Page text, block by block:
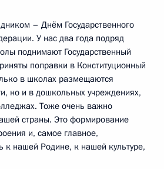
– Днём Государственного
У нас два года подряд
поднимают Государственный
поправки в Конституционный
в школах размещаются
но и в дошкольных учреждениях,
Тоже очень важно
страны. Это формирование
и, самое главное,
нашей Родине, к нашей культуре,